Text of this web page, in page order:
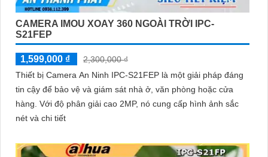
CAMERA IMOU XOAY 360 NGOÀI TRỜI IPC-
S21FEP
1,599,000 ₫
2,300,000 ₫
Thiết bị Camera An Ninh IPC-S21FEP là một giải pháp đáng
tin cậy để bảo vệ và giám sát nhà ở, văn phòng hoặc cửa
hàng. Với độ phân giải cao 2MP, nó cung cấp hình ảnh sắc
nét và chi tiết